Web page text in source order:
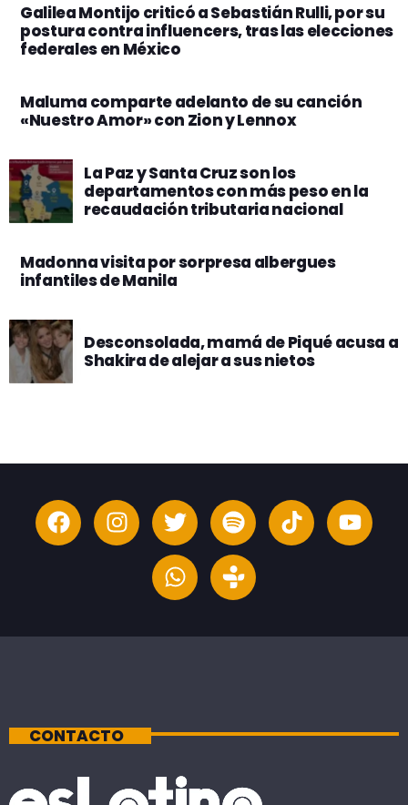
Galilea Montijo criticó a Sebastián Rulli, por su
postura contra influencers, tras las elecciones
federales en México
Maluma comparte adelanto de su canción
«Nuestro Amor» con Zion y Lennox
La Paz y Santa Cruz son los
departamentos con más peso en la
recaudación tributaria nacional
Madonna visita por sorpresa albergues
infantiles de Manila
Desconsolada, mamá de Piqué acusa a
Shakira de alejar a sus nietos
CONTACTO